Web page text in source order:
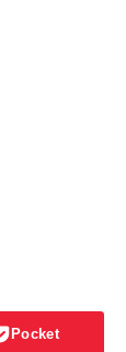
Pocket